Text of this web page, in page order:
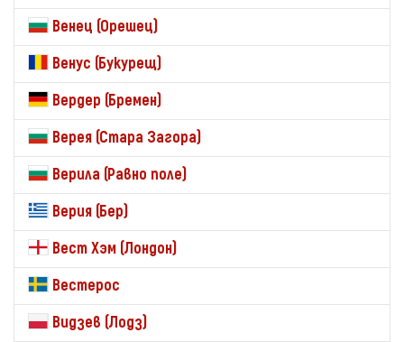
Венец (Орешец)
Венус (Букурещ)
Вердер (Бремен)
Верея (Стара Загора)
Верила (Равно поле)
Верия (Бер)
Вест Хэм (Лондон)
Вестерос
Видзев (Лодз)